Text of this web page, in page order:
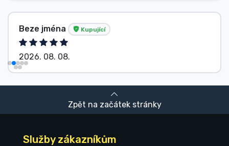
Beze jména Kupující
2026. 08. 08.
Zpět na začátek stránky
Služby zákazníkům